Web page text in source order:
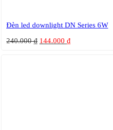
Đèn led downlight DN Series 6W
240.000₫ 144.000 ₫